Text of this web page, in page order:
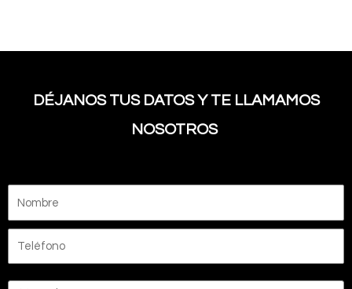
DÉJANOS TUS DATOS Y TE LLAMAMOS
NOSOTROS